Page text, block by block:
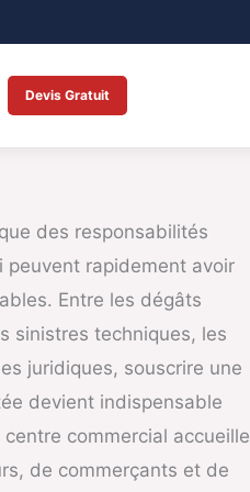
Devis Gratuit
des responsabilités
rapidement avoir
Entre les dégâts
sinistres techniques, les
juridiques, souscrire une
devient indispensable
commercial accueille
de commerçants et de